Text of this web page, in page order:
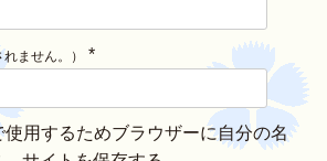
ません。） *
使用するためブラウザーに自分の名